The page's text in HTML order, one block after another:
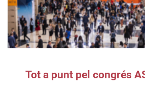
Tot a punt pel congrés